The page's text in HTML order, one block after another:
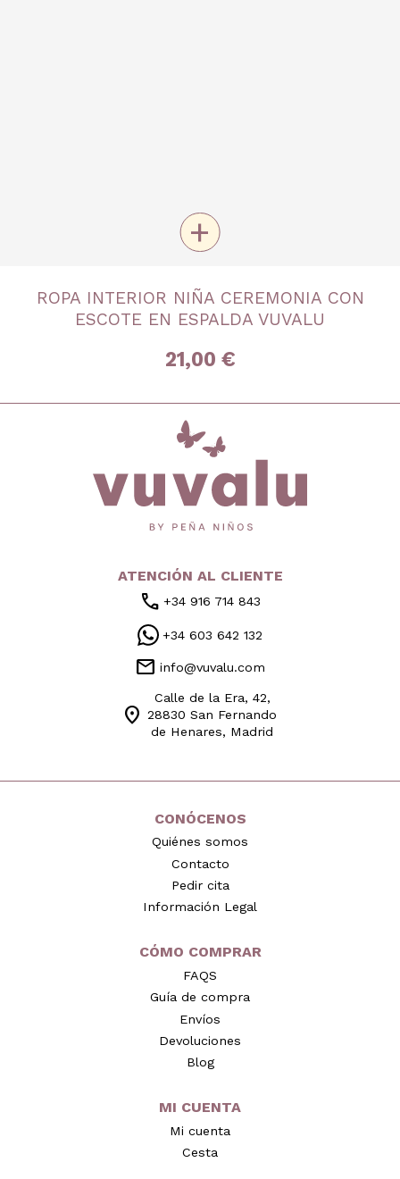
4 años 6 años 8 años 10 años
12 años
+
ROPA INTERIOR NIÑA CEREMONIA CON
ESCOTE EN ESPALDA VUVALU
21,00 €
ATENCIÓN AL CLIENTE
call +34 916 714 843
+34 603 642 132
mail info@vuvalu.com
location_on
Calle de la Era, 42,
28830 San Fernando
de Henares, Madrid
CONÓCENOS
Quiénes somos
Contacto
Pedir cita
Información Legal
CÓMO COMPRAR
FAQS
Guía de compra
Envíos
Devoluciones
Blog
MI CUENTA
Mi cuenta
Cesta